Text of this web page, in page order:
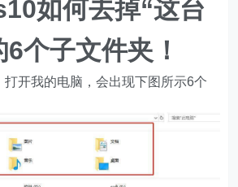
如何去掉“这台
个子文件夹！
开我的电脑，会出现下图所示6个